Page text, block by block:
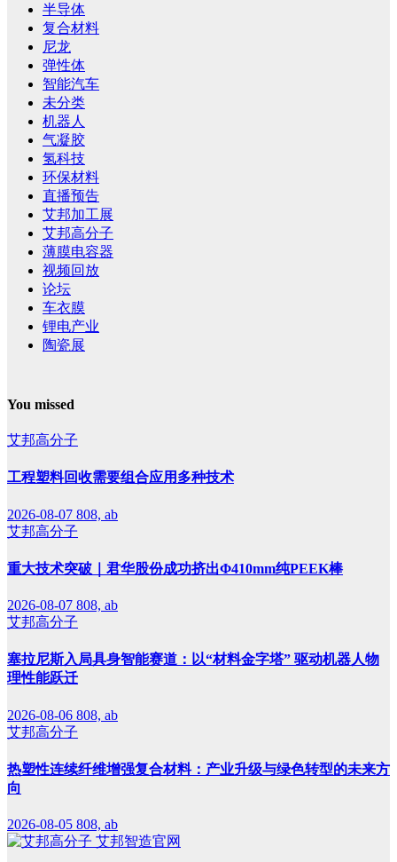
半导体
复合材料
尼龙
弹性体
智能汽车
未分类
机器人
气凝胶
氢科技
环保材料
直播预告
艾邦加工展
艾邦高分子
薄膜电容器
视频回放
论坛
车衣膜
锂电产业
陶瓷展
You missed
艾邦高分子
工程塑料回收需要组合应用多种技术
2026-08-07 808, ab
艾邦高分子
重大技术突破｜君华股份成功挤出Φ410mm纯PEEK棒
2026-08-07 808, ab
艾邦高分子
塞拉尼斯入局具身智能赛道：以“材料金字塔” 驱动机器人物
理性能跃迁
2026-08-06 808, ab
艾邦高分子
热塑性连续纤维增强复合材料：产业升级与绿色转型的未来方
向
2026-08-05 808, ab